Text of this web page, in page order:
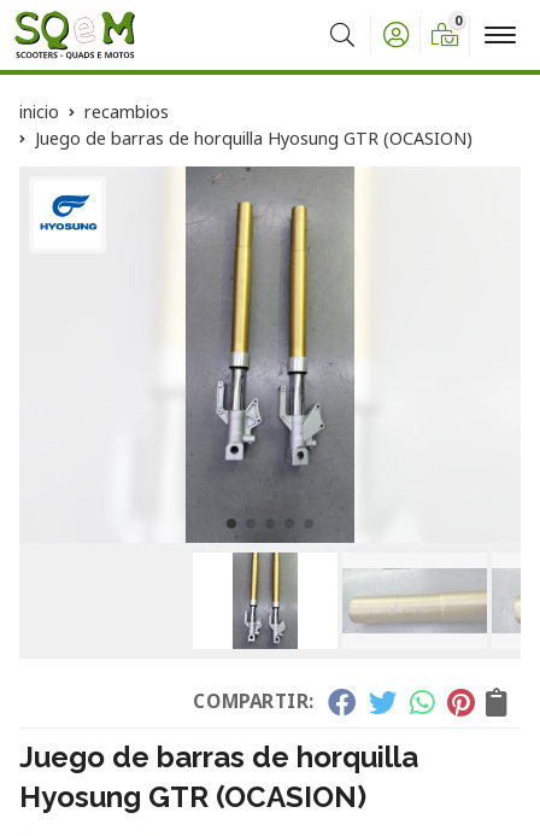
Buscar
0
inicio
recambios
Juego de barras de horquilla Hyosung GTR (OCASION)
COMPARTIR:
Juego de barras de horquilla
Hyosung GTR (OCASION)